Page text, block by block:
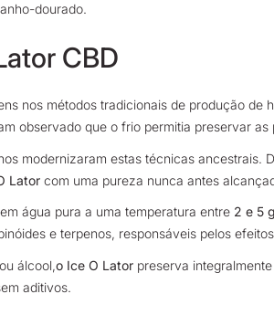
dourado.
CBD
nos métodos tradicionais de produção
observado que o frio permitia preservar
modernizaram estas técnicas
Lator com uma pureza nunca antes
água pura a uma temperatura entre 2 e 5
e terpenos, responsáveis pelos
álcool,o Ice O Lator preserva
aditivos.